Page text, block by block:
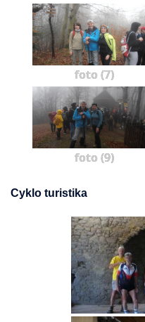
foto (7)
foto (9)
Cyklo turistika